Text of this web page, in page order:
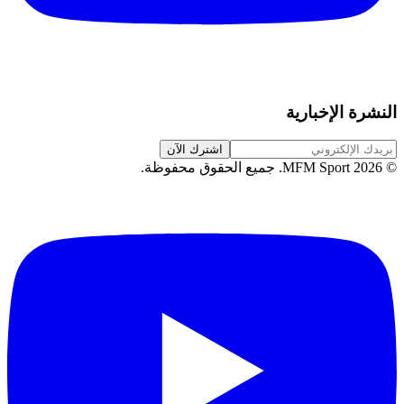
النشرة الإخبارية
اشترك الآن
©
2026 جميع الحقوق محفوظة.